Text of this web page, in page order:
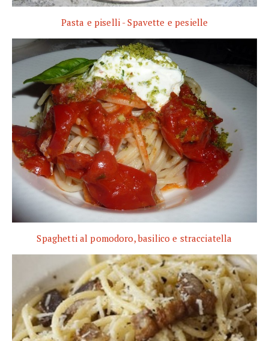
Pasta e piselli - Spavette e pesielle
Spaghetti al pomodoro, basilico e stracciatella